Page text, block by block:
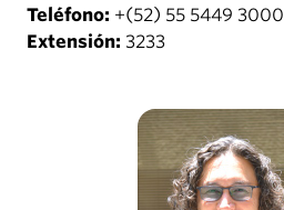
Teléfono: +(52) 55 5449 3000
Extensión: 3233